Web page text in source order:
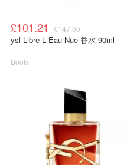
£101.21 £147.00
ysl Libre L Eau Nue 香水 90ml
Boots